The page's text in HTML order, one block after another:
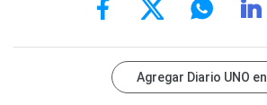
Agregar Diario UNO en